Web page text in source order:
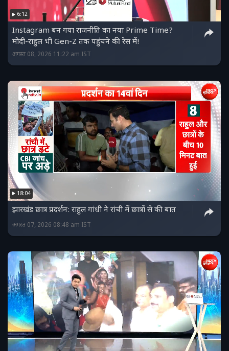
6:12
Instagram बन गया राजनीति का नया Prime Time?
मोदी-राहुल भी Gen-Z तक पहुंचने की रेस में!
अगस्त 08, 2026 11:22 am IST
18:04
झारखंड छात्र प्रदर्शन: राहुल गांधी ने रांची में छात्रों से की बात
अगस्त 07, 2026 08:48 am IST